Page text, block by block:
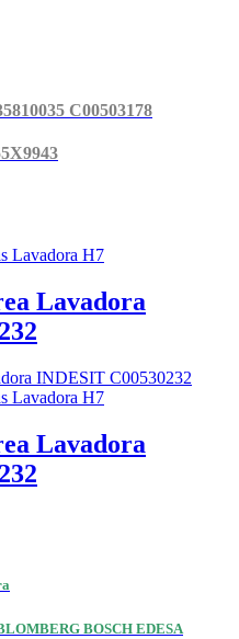
C00503178
Lavadora H7
Lavadora
Lavadora H7
Lavadora
BOSCH EDESA